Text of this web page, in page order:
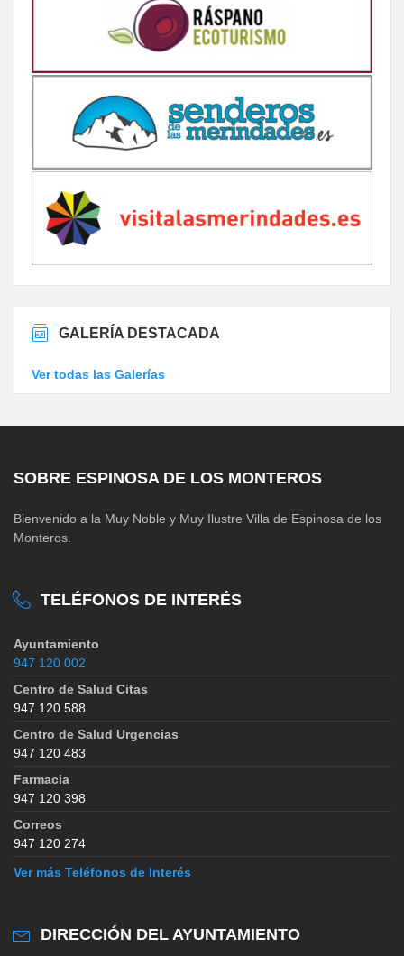
GALERÍA DESTACADA
Ver todas las Galerías
SOBRE ESPINOSA DE LOS MONTEROS
Bienvenido a la Muy Noble y Muy Ilustre Villa de Espinosa de los
Monteros.
TELÉFONOS DE INTERÉS
Ayuntamiento
947 120 002
Centro de Salud Citas
947 120 588
Centro de Salud Urgencias
947 120 483
Farmacia
947 120 398
Correos
947 120 274
Ver más Teléfonos de Interés
DIRECCIÓN DEL AYUNTAMIENTO